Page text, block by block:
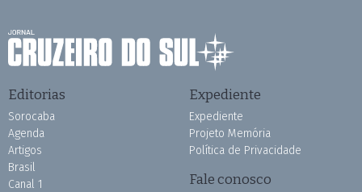
Editorias
Sorocaba
Agenda
Artigos
Brasil
Canal 1
Expediente
Expediente
Projeto Memória
Política de Privacidade
Fale conosco